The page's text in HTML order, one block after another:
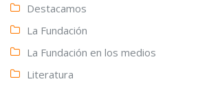
Destacamos
La Fundación
La Fundación en los medios
Literatura